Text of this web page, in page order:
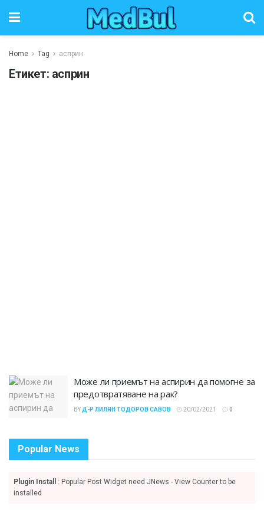
Home Tag асприн
Етикет: асприн
Може ли приемът на аспирин да помогне за
предотвратяване на рак?
BY Д-Р ЛИЛЯН ТОДОРОВ САВОВ 20/02/2021 0
Popular News
Plugin Install
: Popular Post Widget need JNews - View Counter to be
installed